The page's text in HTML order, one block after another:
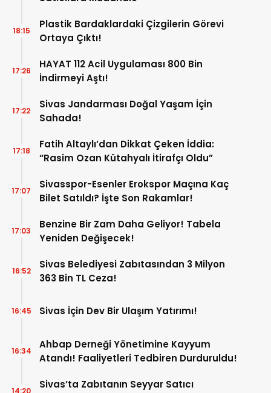
Plastik Bardaklardaki Çizgilerin Görevi
Ortaya Çıktı!
18:15
HAYAT 112 Acil Uygulaması 800 Bin
İndirmeyi Aştı!
17:26
Sivas Jandarması Doğal Yaşam İçin
Sahada!
17:22
Fatih Altaylı’dan Dikkat Çeken İddia:
“Rasim Ozan Kütahyalı İtirafçı Oldu”
17:18
Sivasspor-Esenler Erokspor Maçına Kaç
Bilet Satıldı? İşte Son Rakamlar!
17:07
Benzine Bir Zam Daha Geliyor! Tabela
Yeniden Değişecek!
17:03
Sivas Belediyesi Zabıtasından 3 Milyon
363 Bin TL Ceza!
16:52
Sivas İçin Dev Bir Ulaşım Yatırımı!
16:45
Ahbap Derneği Yönetimine Kayyum
Atandı! Faaliyetleri Tedbiren Durduruldu!
16:34
Sivas’ta Zabıtanın Seyyar Satıcı
14:20